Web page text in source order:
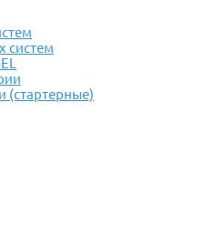
систем
(стартерные)